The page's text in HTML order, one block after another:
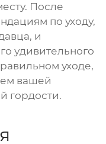
После
по уходу,
и
удивительного
уходе,
вашей
гордости.